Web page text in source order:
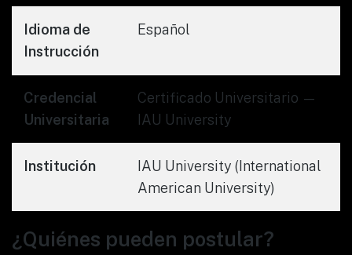
Idioma de
Instrucción
Español
Credencial
Universitaria
Certificado Universitario —
IAU University
Institución
IAU University (International
American University)
¿Quiénes pueden postular?